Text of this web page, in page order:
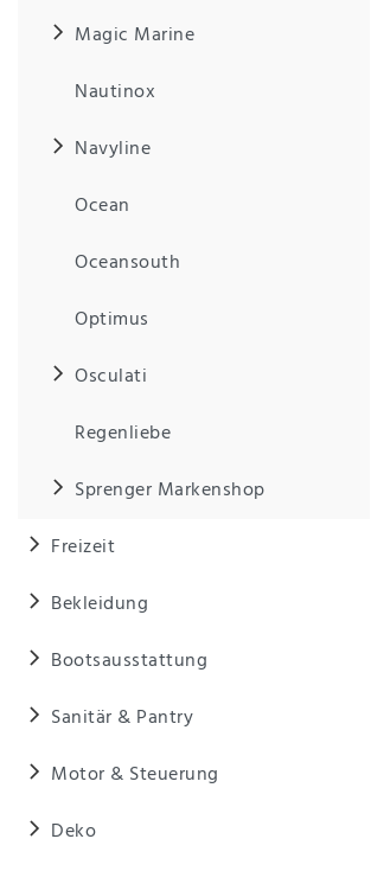
Magic Marine
Nautinox
Navyline
Ocean
Oceansouth
Optimus
Osculati
Regenliebe
Sprenger Markenshop
Freizeit
Bekleidung
Bootsausstattung
Sanitär & Pantry
Motor & Steuerung
Deko